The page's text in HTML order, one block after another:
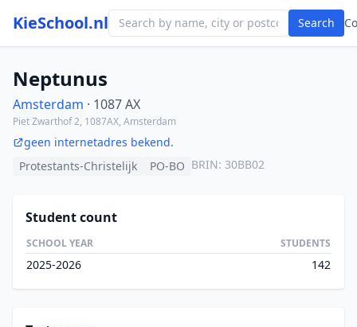
KieSchool.nl Search
Neptunus
Amsterdam · 1087 AX
Piet Zwarthof 2, 1087AX, Amsterdam
geen internetadres bekend.
Protestants-Christelijk
PO-BO BRIN: 30BB02
Student count
SCHOOL YEAR STUDENTS
2025-2026 142